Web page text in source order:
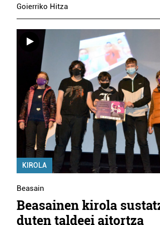
Goierriko Hitza
KIROLA
Beasain
Beasainen kirola
duten taldeei aitortza